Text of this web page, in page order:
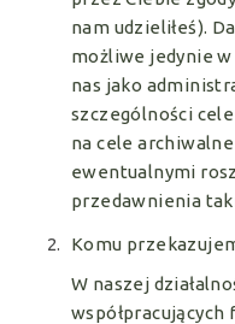
nam udzieliłeś).
możliwe jedynie w
nas jako
szczególności
na cele
ewentualnymi
przedawnienia
Komu
W naszej